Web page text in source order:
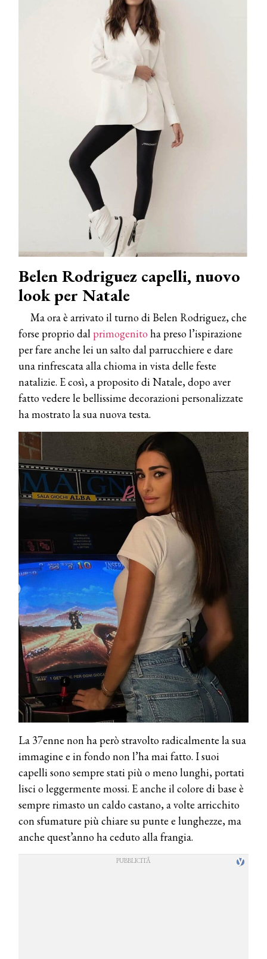
Belen Rodriguez capelli, nuovo
look per Natale
Ma ora è arrivato il turno di Belen Rodriguez, che
forse proprio dalprimogenito ha preso l’ispirazione
per fare anche lei un salto dal parrucchiere e dare
una rinfrescata alla chioma in vista delle feste
natalizie. E così, a proposito di Natale, dopo aver
fatto vedere le bellissime decorazioni personalizzate
ha mostrato la sua nuova testa.
La 37enne non ha però stravolto radicalmente la sua
immagine e in fondo non l’ha mai fatto. I suoi
capelli sono sempre stati più o meno lunghi, portati
lisci o leggermente mossi. E anche il colore di base è
sempre rimasto un caldo castano, a volte arricchito
con sfumature più chiare su punte e lunghezze, ma
anche quest’anno ha ceduto alla frangia.